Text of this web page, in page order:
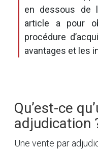
en dessous de
article a pour
procédure
avantages et les
Qu’est-ce
adjudication
Une vente par